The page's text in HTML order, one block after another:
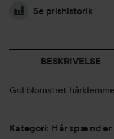
Se prishistorik
BESKRIVELSE
Gul blomstret
Kategori: